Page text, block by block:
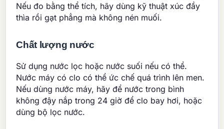
Nếu đo bằng thể tích, hãy dùng kỹ thuật xúc đầy
thìa rồi gạt phẳng mà không nén muối.
Chất lượng nước
Sử dụng nước lọc hoặc nước suối nếu có thể.
Nước máy có clo có thể ức chế quá trình lên men.
Nếu dùng nước máy, hãy để nước trong bình
không đậy nắp trong 24 giờ để clo bay hơi, hoặc
dùng bộ lọc nước.